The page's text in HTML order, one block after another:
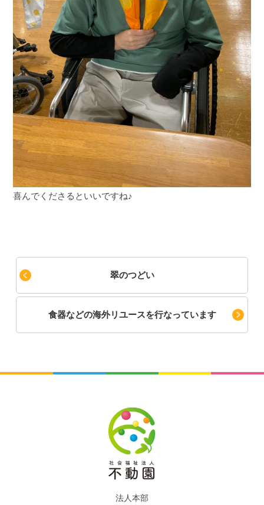
喜んでくださるといいですね♪
翠のつどい
食器などの海外リユースを行なっています
法人本部